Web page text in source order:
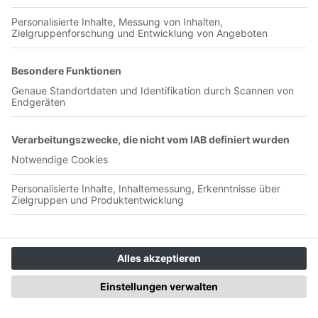
Schweiz und 200 Verhaftungen in Mönchengladbach. Ian
berichtet von seinem teilweise missglückten Besuch in Basel.
Außerdem reden wir über die Ereignisse rundum das Derby
in 'Gladbach, die Youth League sowie einige
Hören! Ihr findet uns auch auf Instagram unter
Tonqualität bei Ian in den ersten 5 Minuten.
#5 Pokalderby mit Polizeieskorte -
Spielbericht von der Begegnung
Eintracht Trier vs. TuS Koblenz